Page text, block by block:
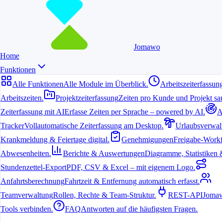
Jomawo
Home
Funktionen
Alle FunktionenAlle Module im Überblick.
Arbeitszeiten.
ProjektzeiterfassungZeiten pro Kunde und Projekt
Zeiterfassung mit AIErfasse Zeiten per Sprache – powered by AI.
TrackerVollautomatische Zeiterfassung am Desktop.
Krankmeldung & Feiertage digital.
GenehmigungenFreigabe-
Abwesenheiten.
Berichte & AuswertungenDiagramme, Statistiken
Stundenzettel-ExportPDF, CSV & Excel – mit eigenem Logo.
AnfahrtsberechnungFahrtzeit & Entfernung automatisch erfasst.
TeamverwaltungRollen, Rechte & Team-Struktur. REST-API
Tools verbinden.
FAQAntworten auf die häufigsten Fragen.
9. Juli 2026
Warum Zeiterfassung in Vereinen und Non-
Profits wichtig ist
Viele Vereine und gemeinnützige Organisationen arbeiten mit
ehrenamtlichen Helfern. Eine klare Dokumentation der geleisteten
Stunden schafft Transparenz gegenüber Förderern, Behörden und
dem eigenen Vorstand.